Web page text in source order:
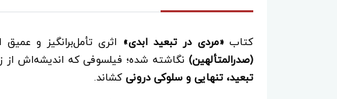
کتاب«مردی در تبعید ابدی» اثری تأمل‌برانگیز و
(صدرالمتألهین) نگاشته شده؛ فیلسوفی که اندیشه‌اش از
تبعید، تنهایی و سلوکی درونی کشاند.